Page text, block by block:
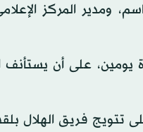
ومدير المركز
على أن يستأنف
تتويج فريق الهلال